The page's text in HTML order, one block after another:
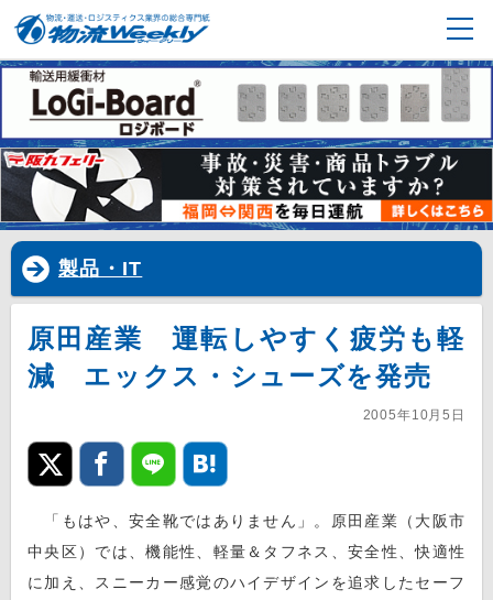
製品・IT
原田産業 運転しやすく疲労も軽
減 エックス・シューズを発売
2005年10月5日
「もはや、安全靴ではありません」。原田産業（大阪市
中央区）では、機能性、軽量＆タフネス、安全性、快適性
に加え、スニーカー感覚のハイデザインを追求したセーフ